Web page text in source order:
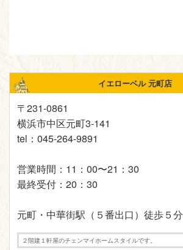
イエローベル 元町店
〒231-0861
横浜市中区元町3-141
tel：045-264-9891
営業時間：11：00〜21：30
最終受付：20：30
元町・中華街駅（５番出口）徒歩５分
２階建１軒屋のチェンマイホームスタイルです。